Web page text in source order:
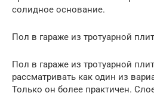
солидное основание.
Пол в гараже из тротуарной
Пол в гараже из тротуарной
рассматривать как один из
Только он более практичен.